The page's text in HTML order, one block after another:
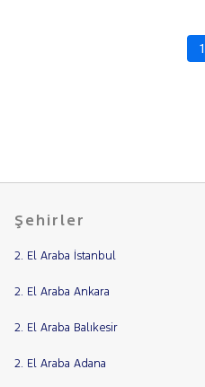
DAIHATSU
Foton
HONDA
Iveco
Şehir
Yakıt
Türü
1
Şehirler
2. El Araba İstanbul
2. El Araba Ankara
2. El Araba Balıkesir
2. El Araba Adana